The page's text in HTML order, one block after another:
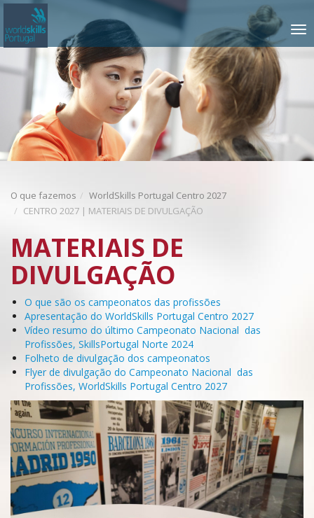
Saltar
o
conteúdo
TOGGLE
O que fazemos
WorldSkills Portugal Centro 2027
CENTRO 2027 | MATERIAIS DE DIVULGAÇÃO
MATERIAIS DE
DIVULGAÇÃO
O que são os campeonatos das profissões
Apresentação do WorldSkills Portugal Centro 2027
Vídeo resumo do último Campeonato Nacional das
Profissões, SkillsPortugal Norte 2024
Folheto de divulgação dos campeonatos
Flyer de divulgação do Campeonato Nacional das
Profissões, WorldSkills Portugal Centro 2027